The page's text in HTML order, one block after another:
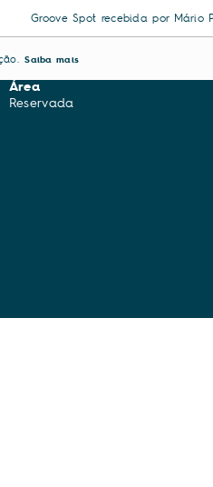
Groove Spot recebida por Mário
Saiba mais
Área
Reservada